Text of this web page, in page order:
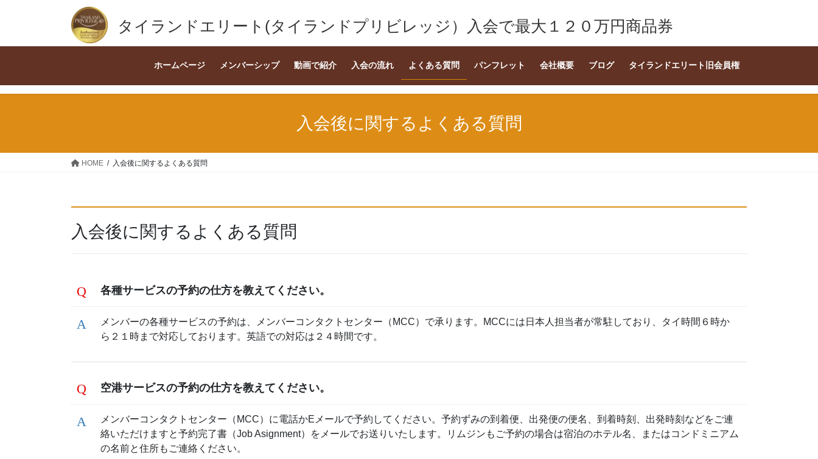
ス
ン
タイランドエリート(タイランドプリビレッジ）入会で最大１２０万円商品券
ホームページ メンバーシップ 動画で紹介 入会の流れ よくある質問 パンフレット 会社概要 ブログ タイランドエリート旧会員権
入会後に関するよくある質問
HOME 入会後に関するよくある質問
入会後に関するよくある質問
各種サービスの予約の仕方を教えてください。
メンバーの各種サービスの予約は、メンバーコンタクトセンター（MCC）で承ります。MCCには日本人担当者が常駐しており、タイ時間６時か
ら２１時まで対応しております。英語での対応は２４時間です。
空港サービスの予約の仕方を教えてください。
メンバーコンタクトセンター（MCC）に電話かEメールで予約してください。予約ずみの到着便、出発便の便名、到着時刻、出発時刻などをご連
絡いただけますと予約完了書（Job Asignment）をメールでお送りいたします。リムジンもご予約の場合は宿泊のホテル名、またはコンドミニアム
の名前と住所もご連絡ください。